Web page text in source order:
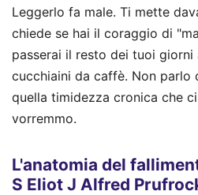
Leggerlo fa male. Ti mette
chiede se hai il coraggio di
passerai il resto dei tuoi
cucchiaini da caffè. Non parlo
quella timidezza cronica che
vorremmo.
L'anatomia del
S Eliot J Alfred